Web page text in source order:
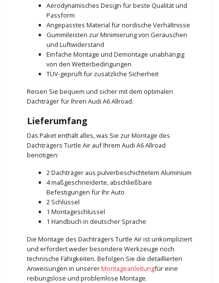
Aerodynamisches Design für beste Qualität und
Passform
Angepasstes Material für nordische Verhältnisse
Gummileisten zur Minimierung von Geräuschen
und Luftwiderstand
Einfache Montage und Demontage unabhängig
von den Wetterbedingungen
TÜV-geprüft für zusätzliche Sicherheit
Reisen Sie bequem und sicher mit dem optimalen
Dachträger für Ihren Audi A6 Allroad.
Lieferumfang
Das Paket enthält alles, was Sie zur Montage des
Dachträgers Turtle Air auf Ihrem Audi A6 Allroad
benötigen:
2 Dachträger aus pulverbeschichtetem Aluminium
4 maßgeschneiderte, abschließbare
Befestigungen für Ihr Auto
2 Schlüssel
1 Montageschlüssel
1 Handbuch in deutscher Sprache
Die Montage des Dachträgers Turtle Air ist unkompliziert
und erfordert weder besondere Werkzeuge noch
technische Fähigkeiten. Befolgen Sie die detaillierten
Anweisungen in unsererMontageanleitungfür eine
reibungslose und problemlose Montage.